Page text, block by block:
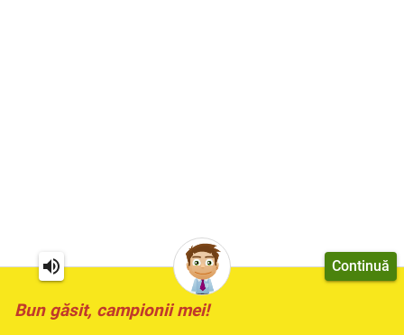
Bun găsit, campionii mei!
Continuă